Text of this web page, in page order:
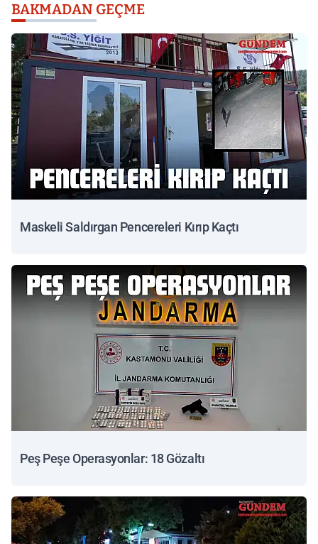
BAKMADAN GEÇME
Maskeli Saldırgan Pencereleri Kırıp Kaçtı
Peş Peşe Operasyonlar: 18 Gözaltı